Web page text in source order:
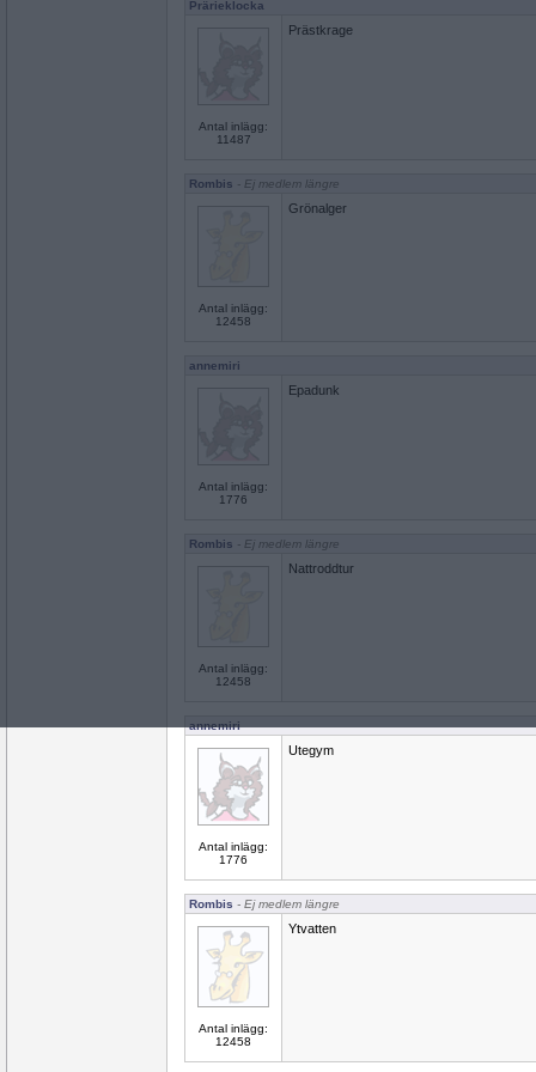
Prärieklocka
Antal inlägg:
11487
Prästkrage
Rombis - Ej medlem längre
Antal inlägg:
12458
Grönalger
annemiri
Antal inlägg:
1776
Epadunk
Rombis - Ej medlem längre
Antal inlägg:
12458
Nattroddtur
annemiri
Antal inlägg:
1776
Utegym
Rombis - Ej medlem längre
Antal inlägg:
12458
Ytvatten